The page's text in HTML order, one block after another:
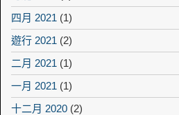
四月 2021 (1)
遊行 2021 (2)
二月 2021 (1)
一月 2021 (1)
十二月 2020 (2)